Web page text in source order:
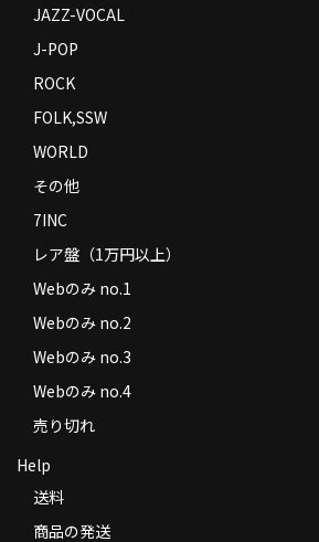
JAZZ-VOCAL
J-POP
ROCK
FOLK,SSW
WORLD
その他
7INC
レア盤（1万円以上）
Webのみ no.1
Webのみ no.2
Webのみ no.3
Webのみ no.4
売り切れ
Help
送料
商品の発送